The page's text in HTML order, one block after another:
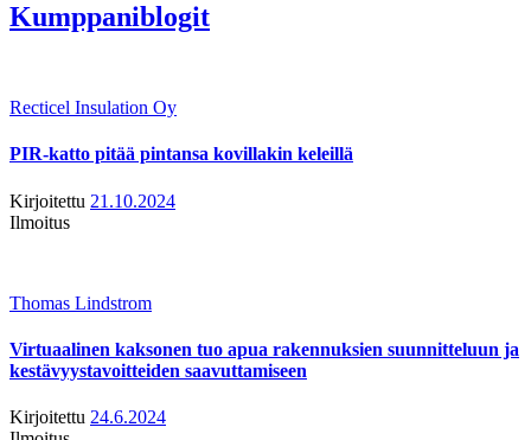
Kumppaniblogit
Recticel Insulation Oy
PIR-katto pitää pintansa kovillakin keleillä
Kirjoitettu 21.10.2024
Ilmoitus
Thomas Lindstrom
Virtuaalinen kaksonen tuo apua rakennuksien suunnitteluun ja
kestävyystavoitteiden saavuttamiseen
Kirjoitettu 24.6.2024